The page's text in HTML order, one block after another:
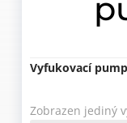
Vyfukovací
Zobrazen jediný